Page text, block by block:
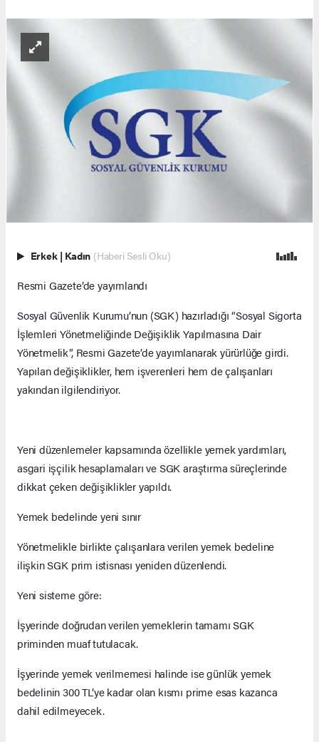
Erkek | Kadın (Haberi Sesli Oku)
Resmi Gazete’de yayımlandı
Sosyal Güvenlik Kurumu’nun (SGK) hazırladığı “Sosyal Sigorta
İşlemleri Yönetmeliğinde Değişiklik Yapılmasına Dair
Yönetmelik”, Resmi Gazete’de yayımlanarak yürürlüğe girdi.
Yapılan değişiklikler, hem işverenleri hem de çalışanları
yakından ilgilendiriyor.
Yeni düzenlemeler kapsamında özellikle yemek yardımları,
asgari işçilik hesaplamaları ve SGK araştırma süreçlerinde
dikkat çeken değişiklikler yapıldı.
Yemek bedelinde yeni sınır
Yönetmelikle birlikte çalışanlara verilen yemek bedeline
ilişkin SGK prim istisnası yeniden düzenlendi.
Yeni sisteme göre:
İşyerinde doğrudan verilen yemeklerin tamamı SGK
priminden muaf tutulacak.
İşyerinde yemek verilmemesi halinde ise günlük yemek
bedelinin 300 TL’ye kadar olan kısmı prime esas kazanca
dahil edilmeyecek.